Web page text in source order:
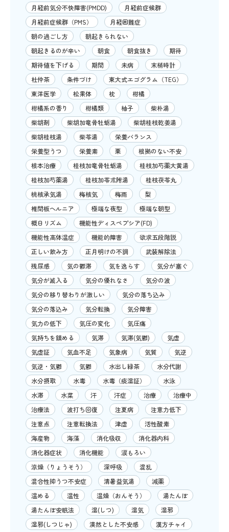
月経前気分不快障害(PMDD)
月経前症候群
月経前症候群（PMS）
月経困難症
朝の過ごし方
朝起きられない
朝起きるのが辛い
朝食 朝食抜き
期待
期待値を下げる
期間 未病
末梢時計
杜仲茶
条件づけ
東大式エゴグラム（TEG）
東洋医学
松果体 枕
柑橘
柑橘系の香り
柑橘類 柚子
柴朴湯
柴胡剤
柴胡加竜骨牡蛎湯
柴胡桂枝乾姜湯
柴胡桂枝湯
柴苓湯
栄養バランス
栄養型うつ
栄養素 栗
根拠のない不安
根本治療
桂枝加竜骨牡蛎湯
桂枝加芍薬大黄湯
桂枝加芍薬湯
桂枝加苓朮附湯
桂枝茯苓丸
桃核承気湯
梅核気 梅雨
梨
椎間板ヘルニア
極端な夜型
極端な朝型
概日リズム
機能性ディスペプシア(FD)
機能性高体温症
機能的障害
欲求五段階説
正しい飲み方
正月明けの不調
武装解除法
残尿感
気の鬱滞 気を逸らす
気分が塞ぐ
気分が滅入る
気分の優れなさ
気分の波
気分の移り替わりが激しい
気分の落ち込み
気分の落込み
気分転換
気分障害
気力の低下
気圧の変化
気圧痛
気持ちを鎮める
気滞 気滞(気鬱)
気虚
気虚証
気血不足 気象病 気質
気逆
気逆・気鬱
気鬱 水出し緑茶
水分代謝
水分摂取
水毒 水毒（痰湿証）
水泳
水滞
水菜 汗 汗症 治療
治療中
治療法
波打ち回復 注夏病
注意力低下
注意点
注意転換法 津虚
活性酸素
海産物
海藻 消化吸収
消化器内科
消化器症状
消化機能
涙もろい
涼燥（りょうそう）
深呼吸
混乱
混合性抑うつ不安症
清暑益気湯
減薬
温める
温性 温燥（おんそう）
湯たんぽ
湯たんぽ安眠法
湿(しつ) 湿気
湿邪
湿邪(しつじゃ)
漠然とした不安感
漢方チャイ